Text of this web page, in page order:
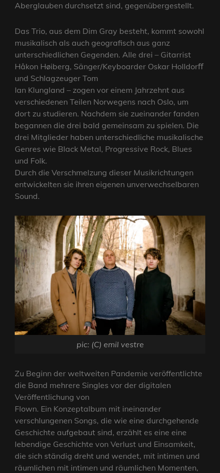
Aberglauben durchsetzt sind, gegenübergestellt.
Das Trio, aus dem Dim Gray besteht, kommt sowohl
musikalisch als auch geografisch aus ganz
unterschiedlichen Gegenden. Alle drei – Gitarrist
Håkon Høiberg, Sänger/Keyboarder Oskar Holldorﬀ
und Schlagzeuger Tom
Ian Klungland – zogen vor einem Jahrzehnt aus
verschiedenen Teilen Norwegens nach Oslo, um
dort zu studieren. Nachdem sie zueinander fanden
begannen die drei bald gemeinsam zu spielen. Die
drei Mitglieder haben unterschiedliche musikalische
Genres wie Black Metal, Progressive Rock, Blues
und Folk.
Durch die Verschmelzung dieser Musikrichtungen
entwickelten sie ihren eigenen unverwechselbaren
Sound.
pic: (C) emil vestre
Zu Beginn der weltweiten Pandemie veröffentlichte
die Band mehrere Singles vor der digitalen
Veröffentlichung von
Flown. Ein Konzeptalbum mit ineinander
verschlungenen Songs, die wie eine durchgehende
Geschichte aufgebaut sind, erzählt es eine eine
lebendige Geschichte von Verlust und Einsamkeit,
die sich ständig dreht und wendet, mit intimen und
räumlichen mit intimen und räumlichen Momenten,